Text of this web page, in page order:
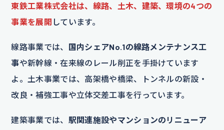
東鉄工業株式会社は、線路、土木、建築、環境の4つの
事業を展開 しています。
線路事業では、 国内シェアNo.1の線路メンテナンス工
事や新幹線・在来線のレール削正を手掛けています
よ。土木事業では、高架橋や橋梁、トンネルの新設・
改良・補強工事や立体交差工事を行っています。
建築事業では、 駅関連施設やマンションのリニューア